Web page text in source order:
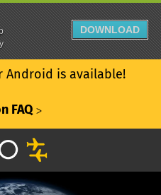
Android is available!
FAQ ᐳ
DOWNLOAD